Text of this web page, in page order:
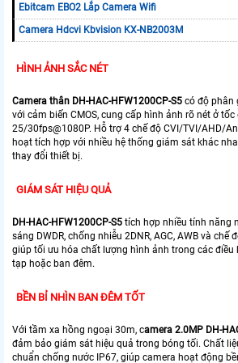
Ebitcam EBO2 Lắp Camera Wifi
Camera Hdcvi Kbvision KX-NB2003M
HÌNH ẢNH SẮC NÉT
Camera thân DH-HAC-HFW1200CP-S5 có độ phân
với cảm biến CMOS, cung cấp hình ảnh rõ nét ở tốc
25/30fps@1080P. Hỗ trợ 4 chế độ CVI/TVI/AHD/
hoạt tích hợp với nhiều hệ thống giám sát khác
thay đổi thiết bị.
GIÁM SÁT HIỆU QUẢ
DH-HAC-HFW1200CP-S5 tích hợp nhiều tính năng
sáng DWDR, chống nhiễu 2DNR, AGC, AWB và chế
giúp tối ưu hóa chất lượng hình ảnh trong các điều
tạp hoặc ban đêm.
BỀN BỈ NHÌN BAN ĐÊM TỐT
Với tầm xa hồng ngoại 30m, camera 2.0MP DH-
đảm bảo giám sát hiệu quả trong bóng tối. Chất
chuẩn chống nước IP67, giúp camera hoạt động